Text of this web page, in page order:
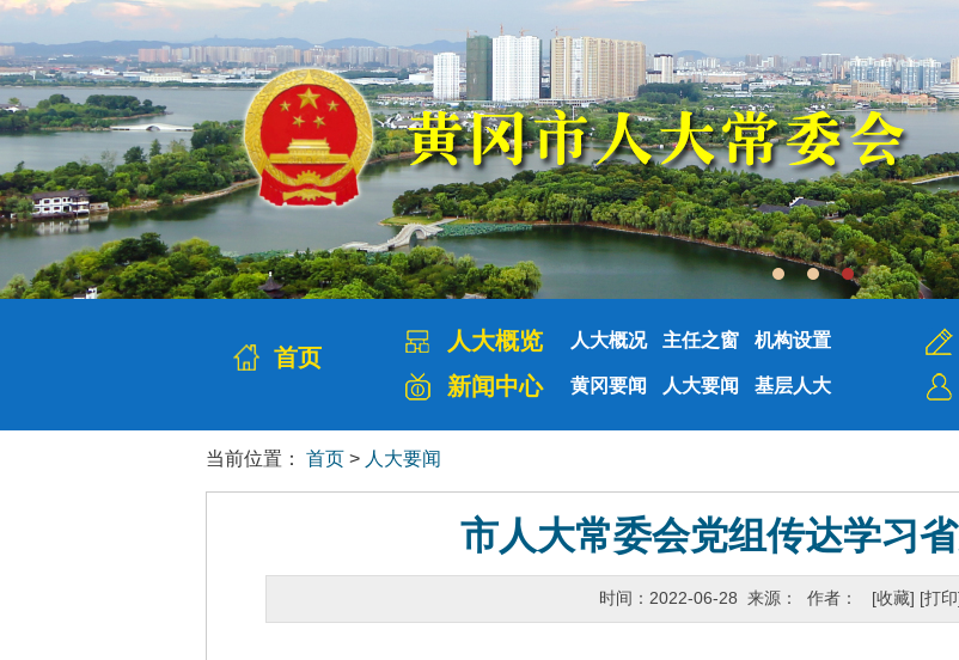
首页
人大概览 人大概况 主任之窗 机构设置
新闻中心 黄冈要闻 人大要闻 基层人大
当前位置： 首页 > 人大要闻
市人大常委会党组传达学习
时间：2022-06-28 来源： 作者： [收藏] [打